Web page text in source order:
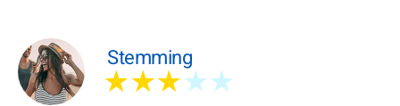
Stemming
★★★★★